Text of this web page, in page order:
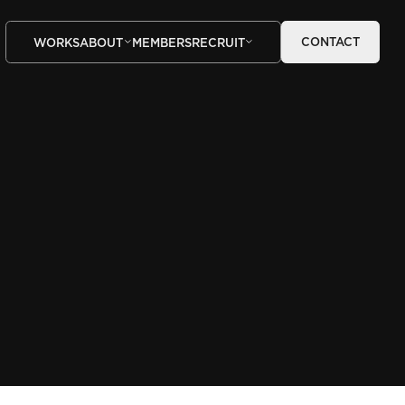
WORKSABOUT MEMBERSRECRUIT CONTACT